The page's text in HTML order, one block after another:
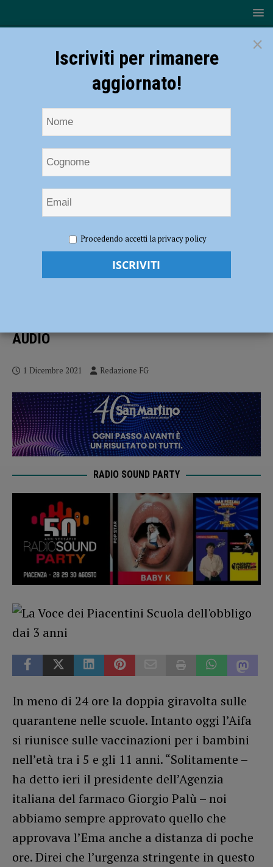
cambio di marcia in poche ore sulle disposizioni in caso di contagio.
Zavattoni (Cgil): “E’ il caos” – AUDIO
Covid e scuola, cambio di marcia in
AUDIO
1 Dicembre 2021 Redazione FG
RADIO SOUND PARTY
In meno di 24 ore la doppia giravolta sulle
quarantene nelle scuole. Intanto oggi l’Aifa
si riunisce sulle vaccinazioni per i bambini
nell’età tra i 5 e gli 11 anni. “Solitamente –
ha detto ieri il presidente dell’Agenzia
italiana del farmaco Giorgio Palù – noi
abbiamo sempre approvato quello che
approvava l’Ema anche a distanza di poche
ore. Direi che l’urgenza stringente in questo
×
Iscriviti per rimanere
aggiornato!
Procedendo accetti la privacy policy